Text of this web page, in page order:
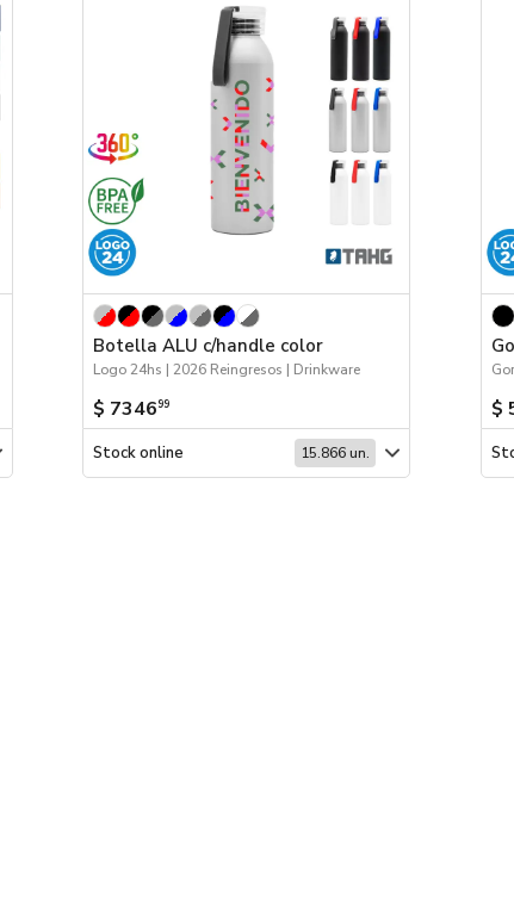
Botella ALU c/handle color
Logo 24hs | 2026 Reingresos | Drinkware
$ 734699
Stock online 15.866 un.
$